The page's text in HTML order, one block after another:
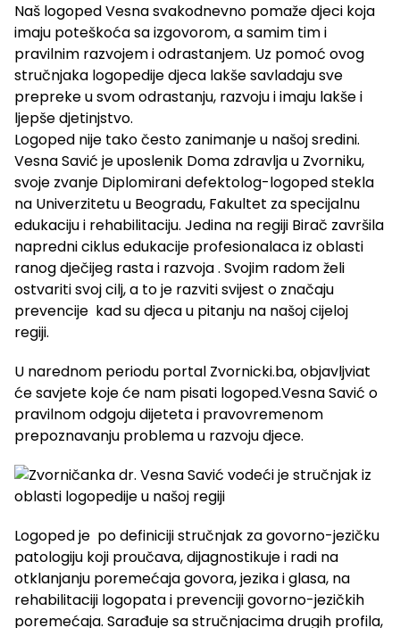
Naš logoped Vesna svakodnevno pomaže djeci koja
imaju poteškoća sa izgovorom, a samim tim i
pravilnim razvojem i odrastanjem. Uz pomoć ovog
stručnjaka logopedije djeca lakše savladaju sve
prepreke u svom odrastanju, razvoju i imaju lakše i
ljepše djetinjstvo.
Logoped nije tako često zanimanje u našoj sredini.
Vesna Savić je uposlenik Doma zdravlja u Zvorniku,
svoje zvanje Diplomirani defektolog-logoped stekla
na Univerzitetu u Beogradu, Fakultet za specijalnu
edukaciju i rehabilitaciju. Jedina na regiji Birač završila
napredni ciklus edukacije profesionalaca iz oblasti
ranog dječijeg rasta i razvoja . Svojim radom želi
ostvariti svoj cilj, a to je razviti svijest o značaju
prevencije kad su djeca u pitanju na našoj cijeloj
regiji.
U narednom periodu portal Zvornicki.ba, objavljviat
će savjete koje će nam pisati logoped.Vesna Savić o
pravilnom odgoju dijeteta i pravovremenom
prepoznavanju problema u razvoju djece.
Logoped je po definiciji stručnjak za govorno-jezičku
patologiju koji proučava, dijagnostikuje i radi na
otklanjanju poremećaja govora, jezika i glasa, na
rehabilitaciji logopata i prevenciji govorno-jezičkih
poremećaja. Sarađuje sa stručnjacima drugih profila,